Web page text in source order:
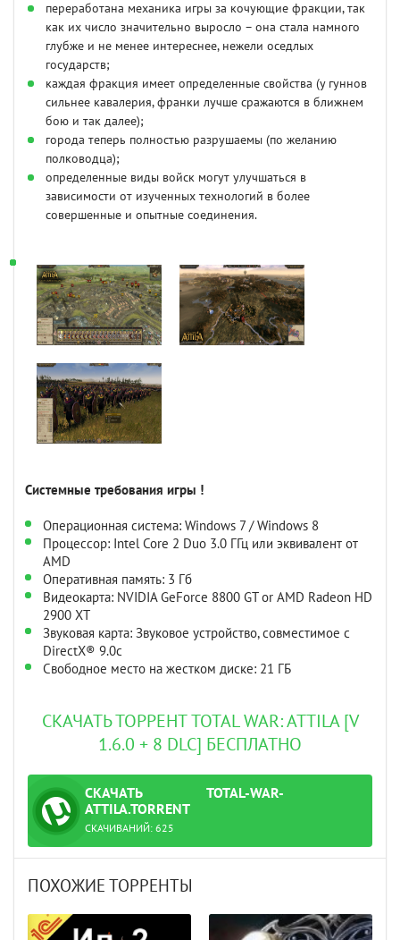
переработана механика игры за кочующие фракции, так
как их число значительно выросло – она стала намного
глубже и не менее интереснее, нежели оседлых
государств;
каждая фракция имеет определенные свойства (у гуннов
сильнее кавалерия, франки лучше сражаются в ближнем
бою и так далее);
города теперь полностью разрушаемы (по желанию
полководца);
определенные виды войск могут улучшаться в
зависимости от изученных технологий в более
совершенные и опытные соединения.
Системные требования игры !
Операционная система: Windows 7 / Windows 8
Процессор: Intel Core 2 Duo 3.0 ГГц или эквивалент от
AMD
Оперативная память: 3 Гб
Видеокарта: NVIDIA GeForce 8800 GT or AMD Radeon HD
2900 XT
Звуковая карта: Звуковое устройство, совместимое с
DirectX® 9.0с
Свободное место на жестком диске: 21 ГБ
СКАЧАТЬ ТОРРЕНТ TOTAL WAR: ATTILA [V
1.6.0 + 8 DLC] БЕСПЛАТНО
СКАЧАТЬ
ТОРРЕНТ
TOTAL-WAR-
ATTILA.TORRENT
СКАЧИВАНИЙ: 625
ПОХОЖИЕ ТОРРЕНТЫ